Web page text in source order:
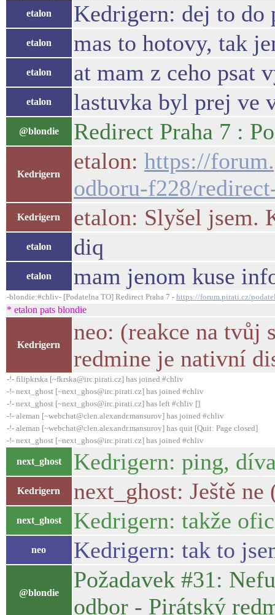
etalon Kedrigern: dej to do
etalon mas to hotovy, tak
etalon at mam z ceho psat
etalon lastuvka byl prej ve
@blondie Redirect Praha 7 :
Kedrigern
etalon: https://
odboru-f228/
Kedrigern etalon: Slyšel jsem.
etalon diq
etalon mam jenom kuse
-blondie:#chliv- [Podatelna TO] Redirect Praha 7 - https://forum.pirati.cz/
* etalon pats blondie
Kedrigern
neo: (reakce na tvůj
redmine je nativní
-!- filipkrska [~fkrska@irc.pirati.cz] has joined #chliv
-!- next_ghost [~next_ghos@irc.pirati.cz] has joined #chliv
-!- next_ghost [~next_ghos@irc.pirati.cz] has left #chliv []
-!- aleman [~webchat@clen.alexandr.mansurov] has joined #chliv
-!- aleman [~webchat@clen.alexandr.mansurov] has quit [Quit: Page closed]
-!- next_ghost [~next_ghos@irc.pirati.cz] has joined #chliv
next_ghost Kedrigern: ping,
Kedrigern next_ghost: Ještě
next_ghost Kedrigern: takže
neo Kedrigern: tak to
@blondie
Požadavek #31:
odbor - Pirátský